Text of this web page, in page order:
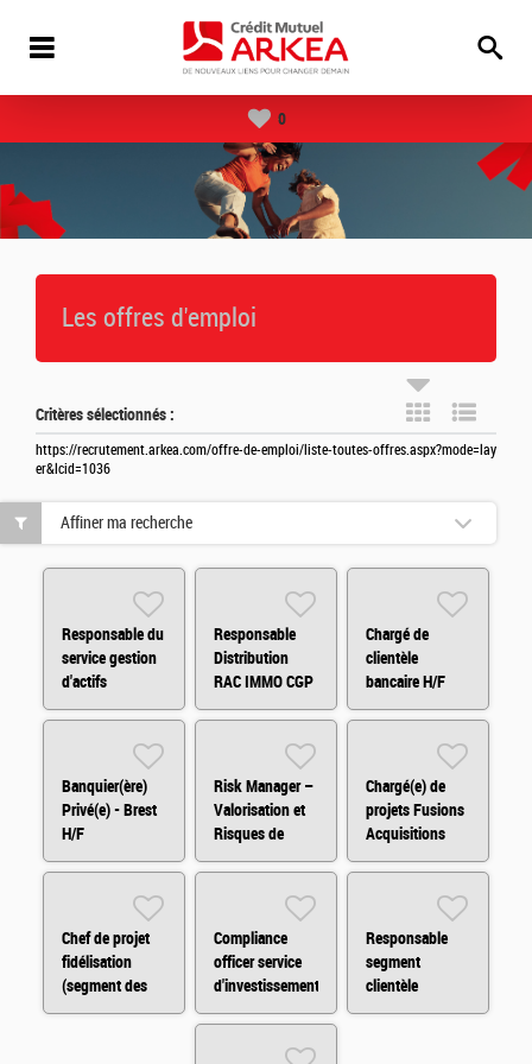
0
Les offres d'emploi
Critères sélectionnés :
https://recrutement.arkea.com/offre-de-emploi/liste-toutes-offres.aspx?mode=lay
er&lcid=1036
Responsable du
service gestion
d'actifs
immobiliers H/F
Responsable
Distribution
RAC IMMO CGP
H/F
Chargé de
clientèle
bancaire H/F
Banquier(ère)
Privé(e) - Brest
H/F
Risk Manager –
Valorisation et
Risques de
Marché H/F
Chargé(e) de
projets Fusions
Acquisitions
H/F/X
Chef de projet
fidélisation
(segment des
indépendants)
Compliance
officer service
d'investissement
H/F
Responsable
segment
clientèle
patrimoniale H/F
Affiner ma recherche